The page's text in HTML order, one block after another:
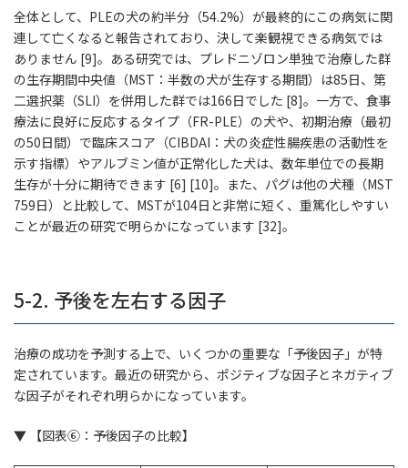
全体として、PLEの犬の約半分（54.2%）が最終的にこの病気に関
連して亡くなると報告されており、決して楽観視できる病気では
ありません [9]。ある研究では、プレドニゾロン単独で治療した群
の生存期間中央値（MST：半数の犬が生存する期間）は85日、第
二選択薬（SLI）を併用した群では166日でした [8]。一方で、食事
療法に良好に反応するタイプ（FR-PLE）の犬や、初期治療（最初
の50日間）で臨床スコア（CIBDAI：犬の炎症性腸疾患の活動性を
示す指標）やアルブミン値が正常化した犬は、数年単位での長期
生存が十分に期待できます [6] [10]。また、パグは他の犬種（MST
759日）と比較して、MSTが104日と非常に短く、重篤化しやすい
ことが最近の研究で明らかになっています [32]。
5-2. 予後を左右する因子
治療の成功を予測する上で、いくつかの重要な「予後因子」が特
定されています。最近の研究から、ポジティブな因子とネガティブ
な因子がそれぞれ明らかになっています。
▼ 【図表⑥：予後因子の比較】